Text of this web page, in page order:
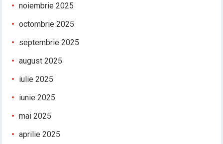
noiembrie 2025
octombrie 2025
septembrie 2025
august 2025
iulie 2025
iunie 2025
mai 2025
aprilie 2025